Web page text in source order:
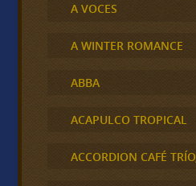
A VOCES
A WINTER ROMANCE
ABBA
ACAPULCO TROPICAL
ACCORDION CAFÉ TRÍO,